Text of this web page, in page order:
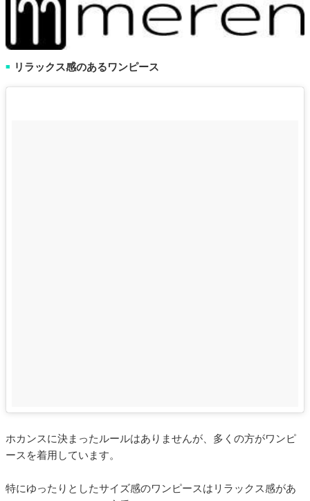
■ リラックス感のあるワンピース
ホカンスに決まったルールはありませんが、多くの方がワンピ
ースを着用しています。
特にゆったりとしたサイズ感のワンピースはリラックス感があ